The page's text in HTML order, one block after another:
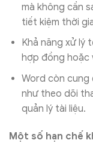
mà không cần
tiết kiệm thời
Khả năng xử lý
hợp đồng hoặc
Word còn cung
như theo dõi
quản lý tài liệu.
Một số hạn chế